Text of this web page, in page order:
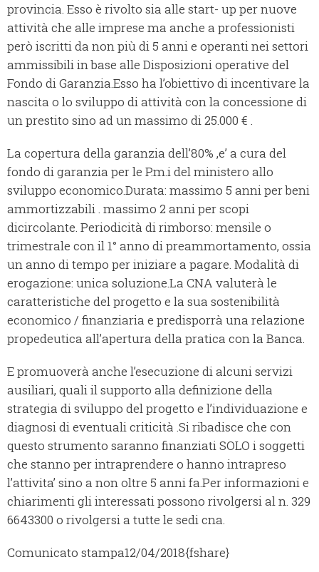
provincia. Esso è rivolto sia alle start- up per nuove
attività che alle imprese ma anche a professionisti
però iscritti da non più di 5 anni e operanti nei settori
ammissibili in base alle Disposizioni operative del
Fondo di Garanzia.Esso ha l’obiettivo di incentivare la
nascita o lo sviluppo di attività con la concessione di
un prestito sino ad un massimo di 25.000 € .
La copertura della garanzia dell’80% ,e’ a cura del
fondo di garanzia per le P.m.i del ministero allo
sviluppo economico.Durata: massimo 5 anni per beni
ammortizzabili . massimo 2 anni per scopi
dicircolante. Periodicità di rimborso: mensile o
trimestrale con il 1° anno di preammortamento, ossia
un anno di tempo per iniziare a pagare. Modalità di
erogazione: unica soluzione.La CNA valuterà le
caratteristiche del progetto e la sua sostenibilità
economico / finanziaria e predisporrà una relazione
propedeutica all’apertura della pratica con la Banca.
E promuoverà anche l’esecuzione di alcuni servizi
ausiliari, quali il supporto alla definizione della
strategia di sviluppo del progetto e l’individuazione e
diagnosi di eventuali criticità .Si ribadisce che con
questo strumento saranno finanziati SOLO i soggetti
che stanno per intraprendere o hanno intrapreso
l’attivita’ sino a non oltre 5 anni fa.Per informazioni e
chiarimenti gli interessati possono rivolgersi al n. 329
6643300 o rivolgersi a tutte le sedi cna.
Comunicato stampa12/04/2018{fshare}